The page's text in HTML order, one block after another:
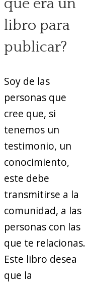
que era un
libro para
publicar?
Soy de las
personas que
cree que, si
tenemos un
testimonio, un
conocimiento,
este debe
transmitirse a la
comunidad, a las
personas con las
que te relacionas.
Este libro desea
que la